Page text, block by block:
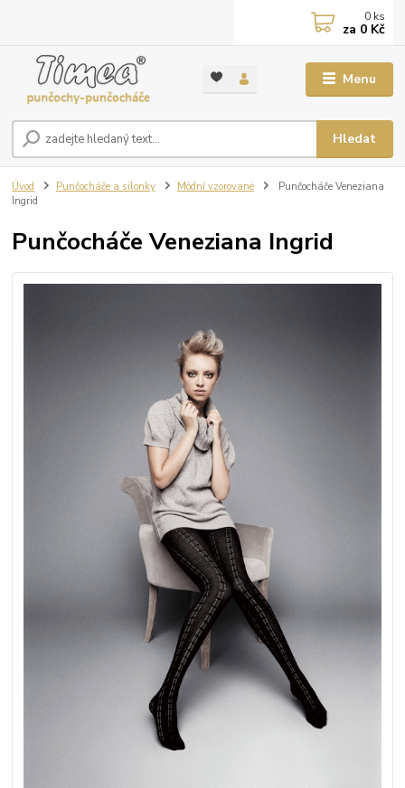
Menu
Hledat
0 ks
za 0 Kč
Úvod Punčocháče a silonky Módní vzorované
Punčocháče Veneziana
Ingrid
Punčocháče Veneziana Ingrid